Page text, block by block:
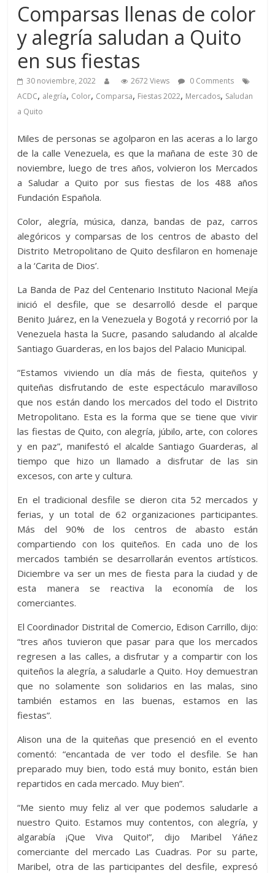
Comparsas llenas de color
y alegría saludan a Quito
en sus fiestas
30 noviembre, 2022 2672 Views
0 Comments
ACDC, alegría, Color, Comparsa, Fiestas 2022, Mercados, Saludan
a Quito
Miles de personas se agolparon en las aceras a lo largo
de la calle Venezuela, es que la mañana de este 30 de
noviembre, luego de tres años, volvieron los Mercados
a Saludar a Quito por sus fiestas de los 488 años
Fundación Española.
Color, alegría, música, danza, bandas de paz, carros
alegóricos y comparsas de los centros de abasto del
Distrito Metropolitano de Quito desfilaron en homenaje
a la ‘Carita de Dios’.
La Banda de Paz del Centenario Instituto Nacional Mejía
inició el desfile, que se desarrolló desde el parque
Benito Juárez, en la Venezuela y Bogotá y recorrió por la
Venezuela hasta la Sucre, pasando saludando al alcalde
Santiago Guarderas, en los bajos del Palacio Municipal.
“Estamos viviendo un día más de fiesta, quiteños y
quiteñas disfrutando de este espectáculo maravilloso
que nos están dando los mercados del todo el Distrito
Metropolitano. Esta es la forma que se tiene que vivir
las fiestas de Quito, con alegría, júbilo, arte, con colores
y en paz”, manifestó el alcalde Santiago Guarderas, al
tiempo que hizo un llamado a disfrutar de las sin
excesos, con arte y cultura.
En el tradicional desfile se dieron cita 52 mercados y
ferias, y un total de 62 organizaciones participantes.
Más del 90% de los centros de abasto están
compartiendo con los quiteños. En cada uno de los
mercados también se desarrollarán eventos artísticos.
Diciembre va ser un mes de fiesta para la ciudad y de
esta manera se reactiva la economía de los
comerciantes.
El Coordinador Distrital de Comercio, Edison Carrillo, dijo:
“tres años tuvieron que pasar para que los mercados
regresen a las calles, a disfrutar y a compartir con los
quiteños la alegría, a saludarle a Quito. Hoy demuestran
que no solamente son solidarios en las malas, sino
también estamos en las buenas, estamos en las
fiestas”.
Alison una de la quiteñas que presenció en el evento
comentó: “encantada de ver todo el desfile. Se han
preparado muy bien, todo está muy bonito, están bien
repartidos en cada mercado. Muy bien”.
“Me siento muy feliz al ver que podemos saludarle a
nuestro Quito. Estamos muy contentos, con alegría, y
algarabía ¡Que Viva Quito!”, dijo Maribel Yáñez
comerciante del mercado Las Cuadras. Por su parte,
Maribel, otra de las participantes del desfile, expresó